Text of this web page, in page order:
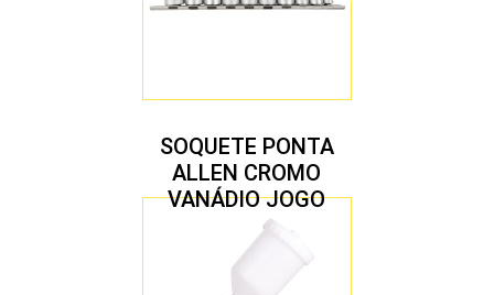
SOQUETE PONTA
ALLEN CROMO
VANÁDIO JOGO
COM 10 PEÇAS